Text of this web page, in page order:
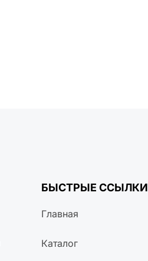
БЫСТРЫЕ ССЫЛКИ
Главная
Каталог